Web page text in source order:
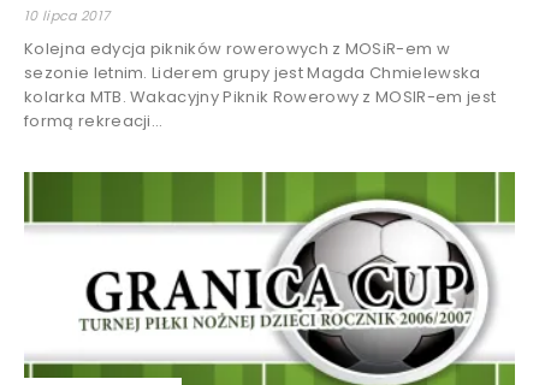
10 lipca 2017
Kolejna edycja pikników rowerowych z MOSiR-em w
sezonie letnim. Liderem grupy jest Magda Chmielewska
kolarka MTB. Wakacyjny Piknik Rowerowy z MOSIR-em jest
formą rekreacji...